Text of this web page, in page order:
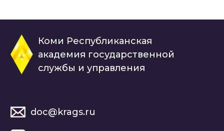
Коми Республиканская
академия государственной
службы и управления
doc@krags.ru